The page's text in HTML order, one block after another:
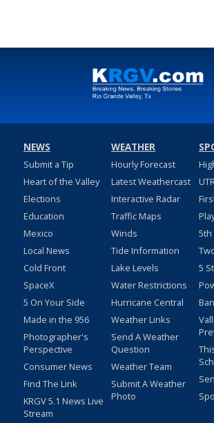
NEWS
Submit a Tip
Heart of the Valley
Elections
Education
Mexico
Local News
Cold Front
SpaceX
5 On Your Side
Made in the 956
Photographer's
Perspective
Consumer News
Find The Link
KRGV 5.1 News Live
Stream
WEATHER
Hourly Forecast
Latest Weathercast
Interactive Radar
Traffic Maps
Winds
Tide Information
Lake Levels
Water Restrictions
Hurricane Central
Weather Links
Send A Weather
Question
Weather Team
Submit A Weather
Photo
5